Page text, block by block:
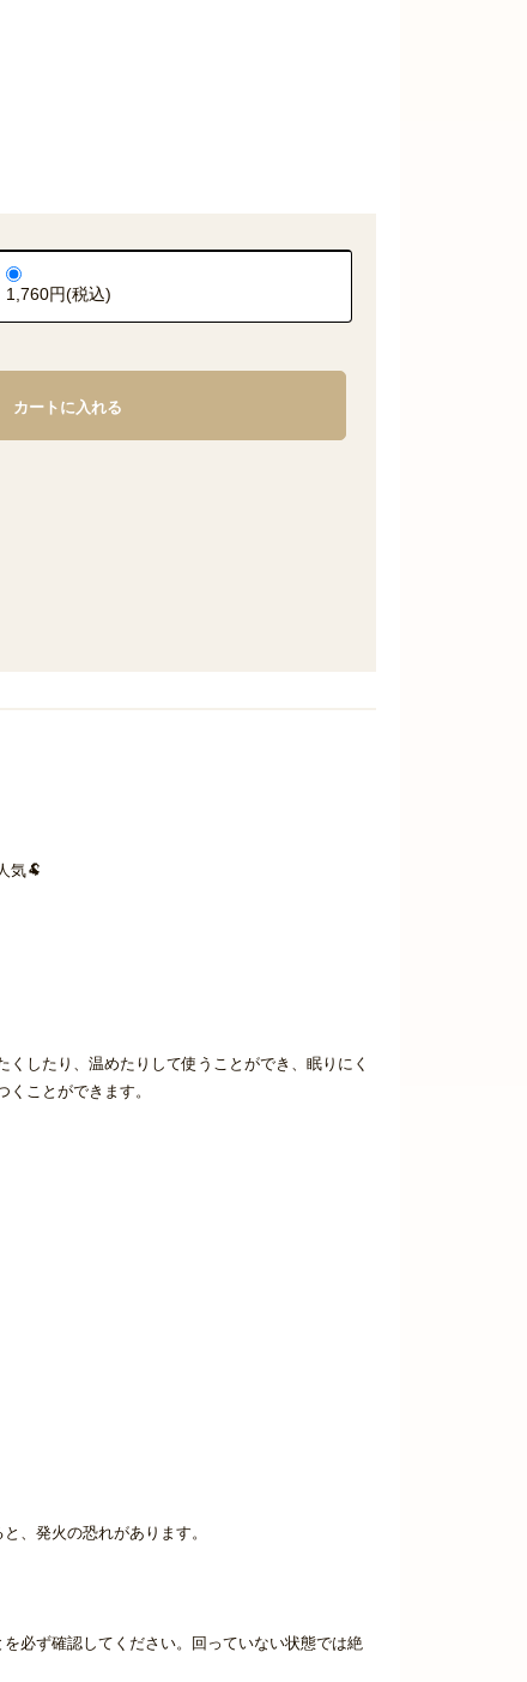
1,760円(税込)
カートに入れる
気🐏
したり、温めたりして使うことができ、眠りにく
ことができます。
、発火の恐れがあります。
必ず確認してください。回っていない状態では絶